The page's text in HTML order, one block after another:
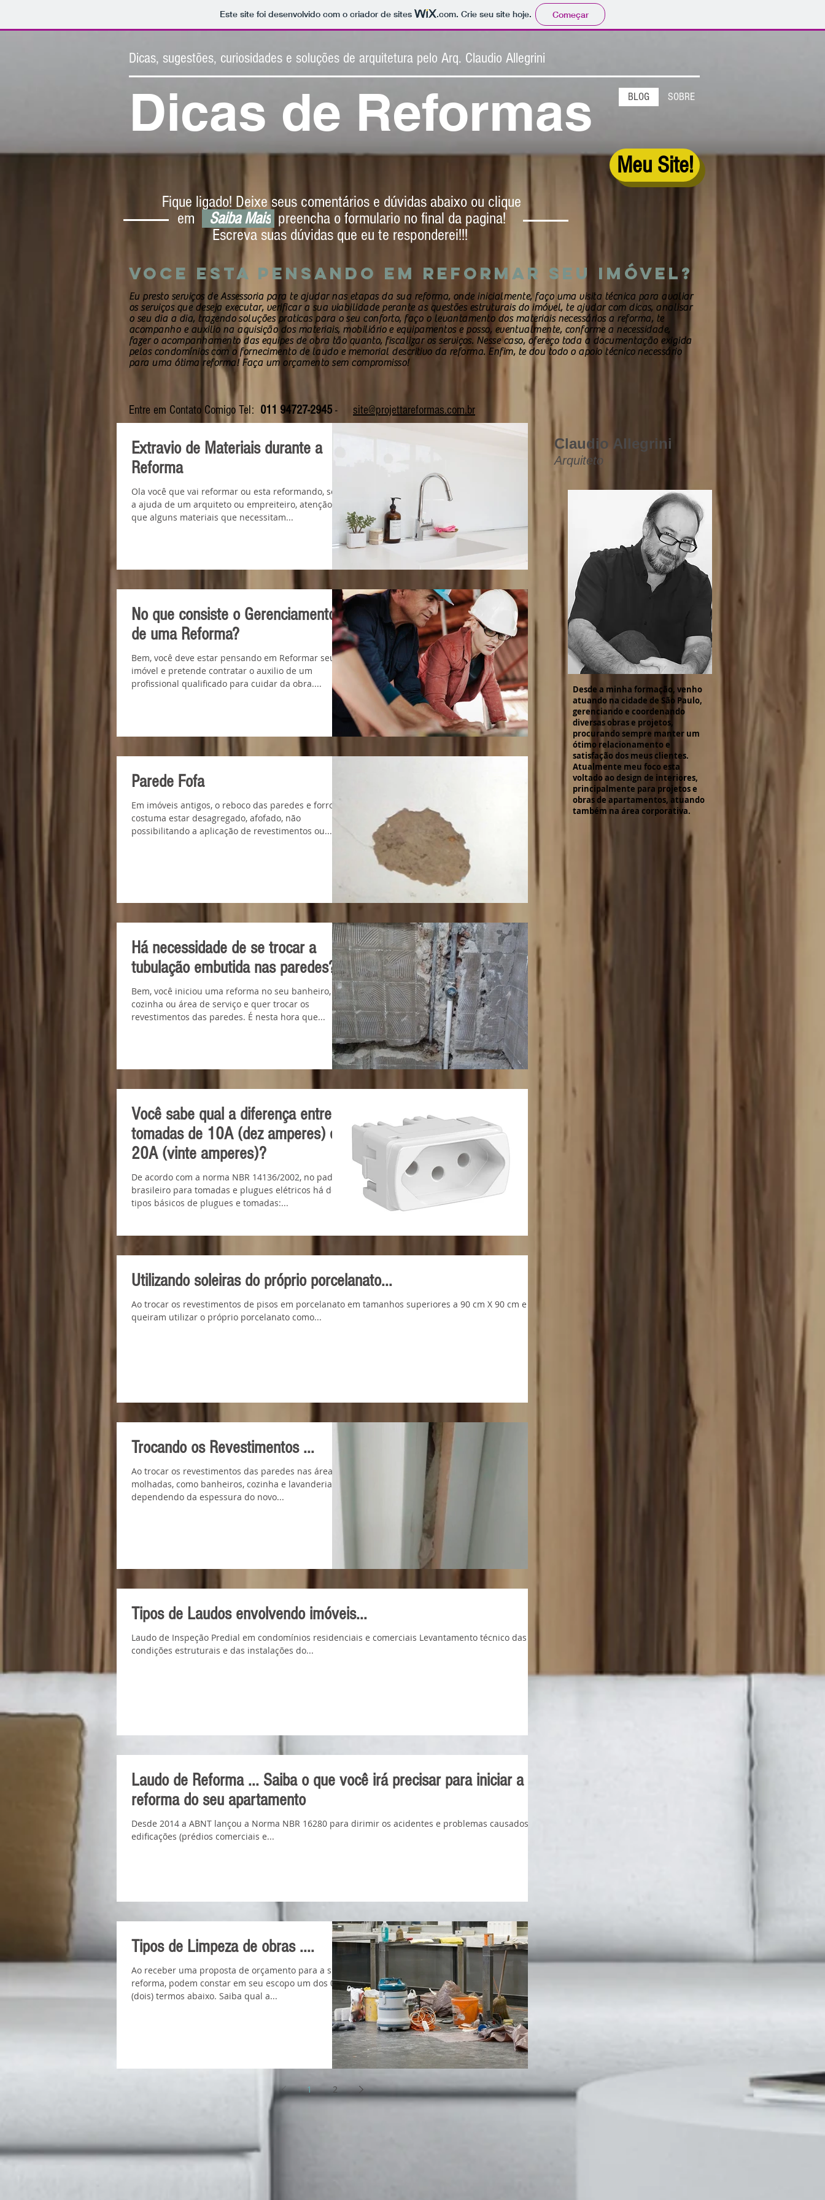
Este site foi desenvolvido com o criador de sites .com. Crie seu site hoje. Começar
Dicas de Reformas
Dicas, sugestões, curiosidades e soluções de arquitetura pelo Arq. Claudio Allegrini
BLOG SOBRE
Fique ligado! Deixe seus comentários e dúvidas abaixo ou clique
em
Saiba Mais preencha o formulario no final da pagina!
Escreva suas dúvidas que eu te responderei!!!
Meu Site!
voce esta pensando em reformar seu imÓvel?
Eu presto serviços de Assessoria para te ajudar nas etapas da sua reforma, onde inicialmente, faço uma visita técnica para avaliar
os serviços que deseja executar, verificar a sua viabilidade perante as questões estruturais do imóvel, te ajudar com dicas, analisar
o seu dia a dia, trazendo soluções praticas para o seu conforto, faço o levantamento dos materiais necessários a reforma, te
acompanho e auxilio na aquisição dos materiais, mobiliárioe equipamentos e posso, eventualmente, conforme a necessidade,
fazer o acompanhamento das equipes de obra tão quanto, fiscalizar os serviços. Nesse caso, ofereço toda a documentação exigida
pelos condomínioscom o fornecimento de laudo e memorial descritivo da reforma. Enfim, te dou todo o apoio técniconecessário
para uma ótima reforma! Faça um orçamento sem compromisso!
Entre em Contato Comigo Tel: 011 94727-2945 - site@projettareformas.com.br
Extravio de Materiais durante a
Reforma
Ola você que vai reformar ou esta reformando, sem
a ajuda de um arquiteto ou empreiteiro, atenção
que alguns materiais que necessitam...
No que consiste o Gerenciamento
de uma Reforma?
Bem, você deve estar pensando em Reformar seu
imóvel e pretende contratar o auxilio de um
profissional qualificado para cuidar da obra....
Parede Fofa
Em imóveis antigos, o reboco das paredes e forro
costuma estar desagregado, afofado, não
possibilitando a aplicação de revestimentos ou...
Há necessidade de se trocar a
tubulação embutida nas paredes?
Bem, você iniciou uma reforma no seu banheiro,
cozinha ou área de serviço e quer trocar os
revestimentos das paredes. É nesta hora que...
Você sabe qual a diferença entre
tomadas de 10A (dez amperes) e
20A (vinte amperes)?
De acordo com a norma NBR 14136/2002, no padrão
brasileiro para tomadas e plugues elétricos há dois
tipos básicos de plugues e tomadas:...
Utilizando soleiras do próprio porcelanato...
Ao trocar os revestimentos de pisos em porcelanato em tamanhos superiores a 90 cm X 90 cm e
queiram utilizar o próprio porcelanato como...
Trocando os Revestimentos ...
Ao trocar os revestimentos das paredes nas áreas
molhadas, como banheiros, cozinha e lavanderia,
dependendo da espessura do novo...
Tipos de Laudos envolvendo imóveis...
Laudo de Inspeção Predial em condomínios residenciais e comerciais Levantamento técnico das
condições estruturais e das instalações do...
Laudo de Reforma ... Saiba o que você irá precisar para iniciar a
reforma do seu apartamento
Desde 2014 a ABNT lançou a Norma NBR 16280 para dirimir os acidentes e problemas causados às
edificações (prédios comerciais e...
Tipos de Limpeza de obras ....
Ao receber uma proposta de orçamento para a sua
reforma, podem constar em seu escopo um dos 02
(dois) termos abaixo. Saiba qual a...
1 2
Claudio Allegrini
Arquiteto
Desde a minha formação, venho
atuando na cidade de São Paulo,
gerenciando e coordenando
diversas obras e projetos,
procurando sempre manter um
ótimo relacionamento e
satisfação dos meus clientes.
Atualmente meu foco esta
voltado ao design de interiores,
principalmente para projetos e
obras de apartamentos, atuando
também na área corporativa.